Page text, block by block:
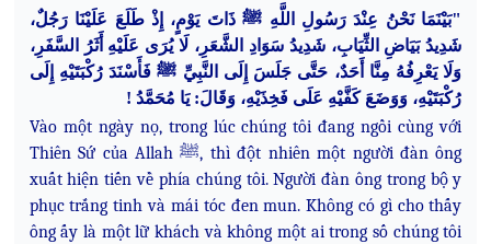
"بَيْنَمَا نَحْنُ عِنْدَ رَسُولِ اللَّهِ ﷺ ذَاتَ يَوْمٍ، إِذْ طَلَعَ عَلَيْنَا رَجُلٌ،
شَدِيدُ بَيَاضِ الثِّيَابِ، شَدِيدُ سَوَادِ الشَّعَرِ، لَا يُرَى عَلَيْهِ أَثَرُ السَّفَرِ،
وَلَا يَعْرِفُهُ مِنَّا أَحَدٌ، حَتَّى جَلَسَ إِلَى النَّبِيِّ ﷺ فَأَسْنَدَ رُكْبَتَيْهِ إِلَى
رُكْبَتَيْهِ، وَوَضَعَ كَفَّيْهِ عَلَى فَخِذَيْهِ، وَقَالَ: يَا مُحَمَّدُ !
Vào một ngày nọ, trong lúc chúng tôi đang ngồi cùng với
Thiên Sứ của Allah ﷺ, thì đột nhiên một người đàn ông
xuất hiện tiến về phía chúng tôi. Người đàn ông trong bộ y
phục trắng tinh và mái tóc đen mun. Không có gì cho thấy
ông ấy là một lữ khách và không một ai trong số chúng tôi